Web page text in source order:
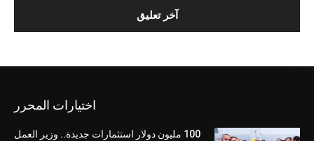
اختيارات المحرر
100 مليون دولار استثمارات جديدة.. وزير العمل